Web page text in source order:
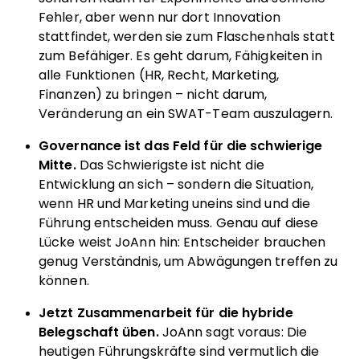
Fehler, aber wenn nur dort Innovation
stattfindet, werden sie zum Flaschenhals statt
zum Befähiger. Es geht darum, Fähigkeiten in
alle Funktionen (HR, Recht, Marketing,
Finanzen) zu bringen – nicht darum,
Veränderung an ein SWAT-Team auszulagern.
Governance ist das Feld für die schwierige
Mitte.Das Schwierigste ist nicht die
Entwicklung an sich – sondern die Situation,
wenn HR und Marketing uneins sind und die
Führung entscheiden muss. Genau auf diese
Lücke weist JoAnn hin: Entscheider brauchen
genug Verständnis, um Abwägungen treffen zu
können.
Jetzt Zusammenarbeit für die hybride
Belegschaft üben.JoAnn sagt voraus: Die
heutigen Führungskräfte sind vermutlich die